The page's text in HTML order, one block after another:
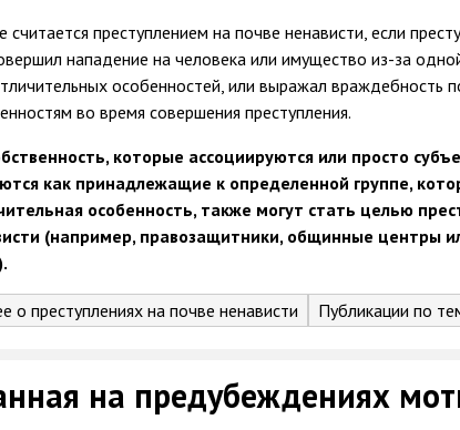
считается преступлением на почве ненависти, если
нападение на человека или имущество из-за
особенностей, или выражал враждебность
во время совершения преступления.
которые ассоциируются или просто
как принадлежащие к определенной группе,
особенность, также могут стать целью
(например, правозащитники, общинные центры
о преступлениях на почве ненависти Публикации по
на предубеждениях